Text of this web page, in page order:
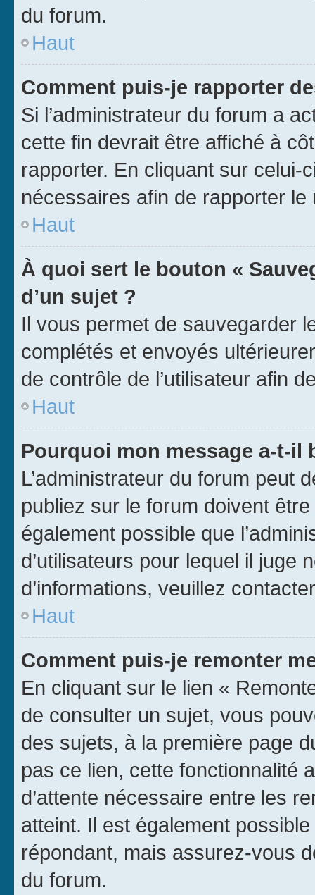
du forum.
Haut
Comment puis-je rapporter
Si l’administrateur du forum a
cette fin devrait être affiché à
rapporter. En cliquant sur
nécessaires afin de rapporter le
Haut
À quoi sert le bouton «
d’un sujet ?
Il vous permet de sauvegarder
complétés et envoyés
de contrôle de l’utilisateur afin
Haut
Pourquoi mon message a-t-il
L’administrateur du forum peut
publiez sur le forum doivent
également possible que
d’utilisateurs pour lequel il juge
d’informations, veuillez
Haut
Comment puis-je remonter
En cliquant sur le lien «
de consulter un sujet, vous
des sujets, à la première page
pas ce lien, cette fonctionnalité
d’attente nécessaire entre les
atteint. Il est également
répondant, mais assurez-vous
du forum.